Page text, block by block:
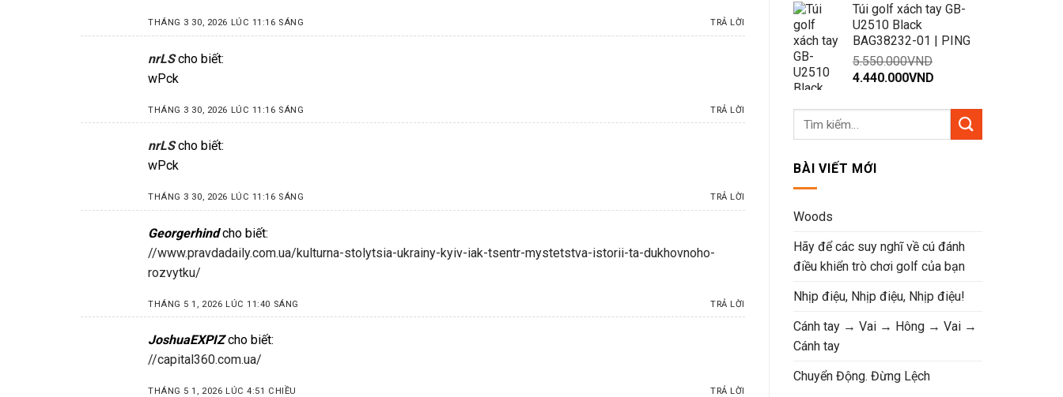
THÁNG 3 30, 2026 LÚC 11:16 SÁNG TRẢ LỜI
nrLS cho biết:
wPck
THÁNG 3 30, 2026 LÚC 11:16 SÁNG TRẢ LỜI
nrLS cho biết:
wPck
THÁNG 3 30, 2026 LÚC 11:16 SÁNG TRẢ LỜI
Georgerhind cho biết:
//www.pravdadaily.com.ua/kulturna-stolytsia-ukrainy-kyiv-iak-tsentr-mystetstva-istorii-ta-dukhovnoho-
rozvytku/
THÁNG 5 1, 2026 LÚC 11:40 SÁNG TRẢ LỜI
JoshuaEXPIZ cho biết:
//capital360.com.ua/
THÁNG 5 1, 2026 LÚC 4:51 CHIỀU TRẢ LỜI
Túi golf xách tay GB-
U2510 Black
BAG38232-01 | PING
5.550.000VND
Giá
là:
5.550.000VND.
4.440.000VND
tại
4.440.000VND.
BÀI VIẾT MỚI
Woods
Hãy để các suy nghĩ về cú đánh
điều khiển trò chơi golf của bạn
Nhịp điệu, Nhịp điệu, Nhịp điệu!
Cánh tay → Vai → Hông → Vai →
Cánh tay
Chuyển Động. Đừng Lệch